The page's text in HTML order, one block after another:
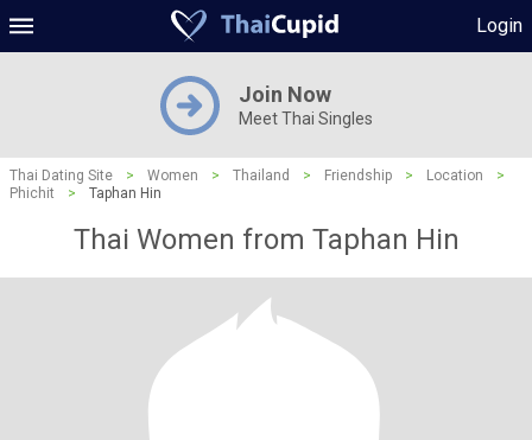
Login
Join Now
Meet Thai Singles
Thai Dating Site > Women > Thailand > Friendship > Location
>
Phichit
> Taphan Hin
Thai Women from Taphan Hin